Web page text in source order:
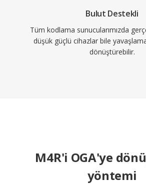
Bulut Destekli
Tüm kodlama sunucularımızda
düşük güçlü cihazlar bile
dönüştürebilir.
M4R'i OGA'ye
yöntemi